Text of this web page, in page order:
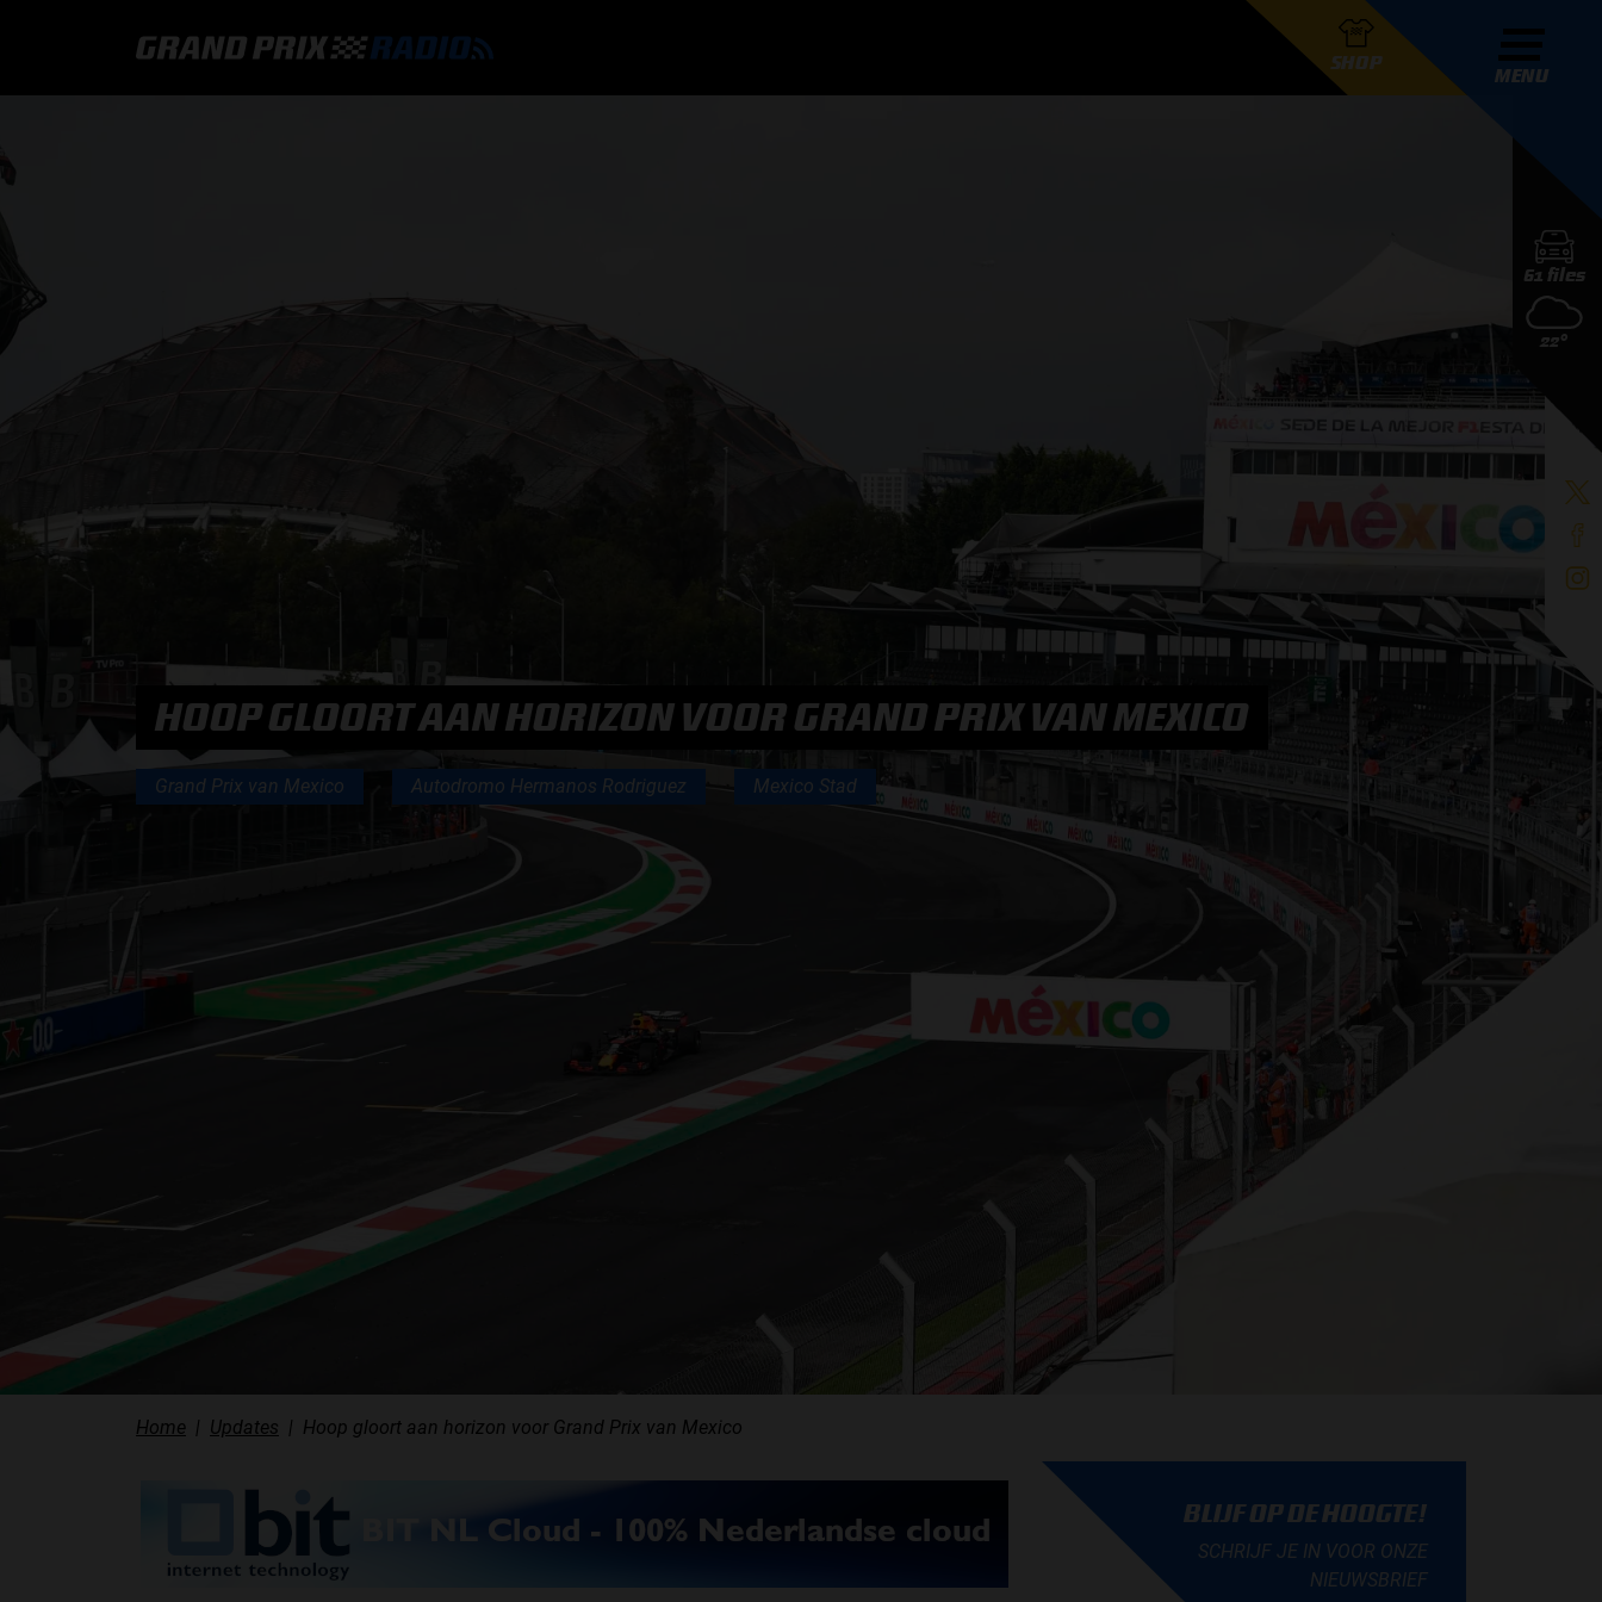
SHOP
MENU
61 files
22°
HOOP GLOORT AAN HORIZON VOOR GRAND PRIX VAN MEXICO
Grand Prix van Mexico Autodromo Hermanos Rodriguez Mexico Stad
Home Updates Hoop gloort aan horizon voor Grand Prix van Mexico
BLIJF OP DE HOOGTE!
SCHRIJF JE IN VOOR ONZE
NIEUWSBRIEF
COMMENTATOREN
PODCAST PRESENTATOREN
PODCAST F1 AAN TAFEL
RACE GEMIST
AANMELDEN NIEUWSBRIEF
NEEM CONTACT OP
GRAND PRIX RADIO ACTIES